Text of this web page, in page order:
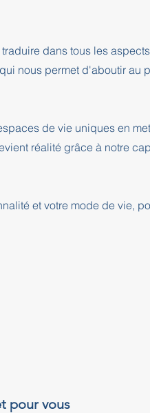
dans tous les
nous permet d'aboutir au
de vie uniques en
réalité grâce à notre
et votre mode de vie,
pour vous